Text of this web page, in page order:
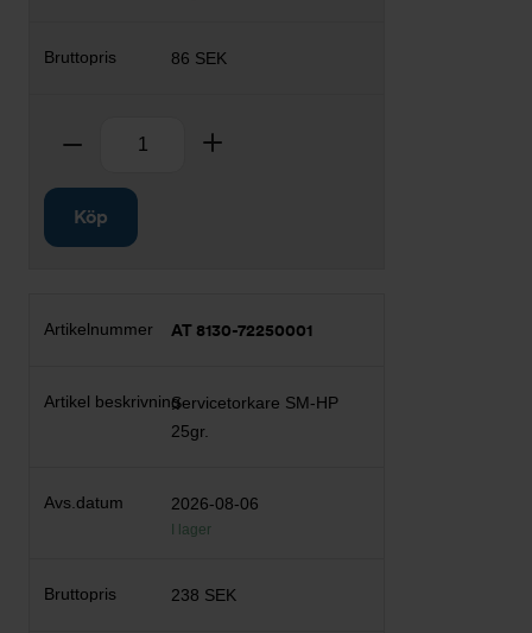
86 SEK
Ta bort
Köp
AT 8130-72250001
Servicetorkare SM-HP
25gr.
2026-08-06
I lager
238 SEK